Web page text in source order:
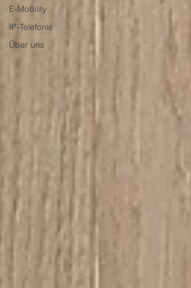
E-Mobility
IP-Telefonie
Über uns